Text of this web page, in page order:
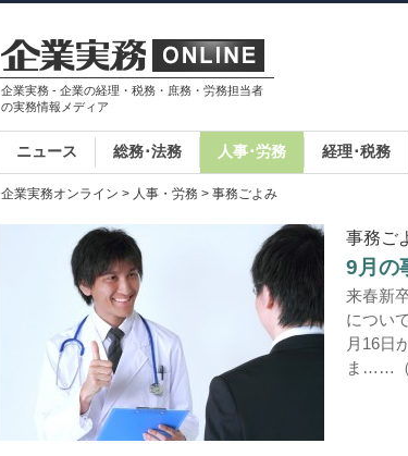
企業実務 - 企業の経理・税務・庶務・労務担当者
の実務情報メディア
ニュース 総務･法務 人事･労務 経理･税務
企業実務オンライン > 人事・労務 > 事務ごよみ
事務ご
9月の
来春新
につい
月16日
ま……（